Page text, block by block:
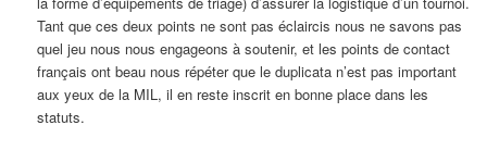
Tant que ces deux points ne sont pas éclaircis nous ne savons pas
quel jeu nous nous engageons à soutenir, et les points de contact
français ont beau nous répéter que le duplicata n’est pas important
aux yeux de la MIL, il en reste inscrit en bonne place dans les
statuts.